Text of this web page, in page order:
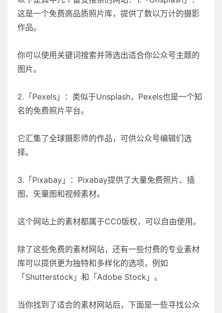
这是一个免费高品质照片库，提供了数以万计的摄影
作品。
你可以使用关键词搜索并筛选出适合你公众号主题的
图片。
2.「Pexels」：类似于Unsplash，Pexels也是一个知
名的免费照片平台。
它汇集了全球摄影师的作品，可供公众号编辑们选
择。
3.「Pixabay」：Pixabay提供了大量免费照片、插
图、矢量图和视频素材。
这个网站上的素材都属于CC0版权，可以自由使用。
除了这些免费的素材网站，还有一些付费的专业素材
库可以提供更为独特和多样化的选项，例如
「Shutterstock」和「Adobe Stock」。
当你找到了适合的素材网站后，下面是一些寻找公众